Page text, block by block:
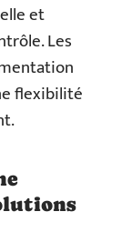
et
Les
flexibilité